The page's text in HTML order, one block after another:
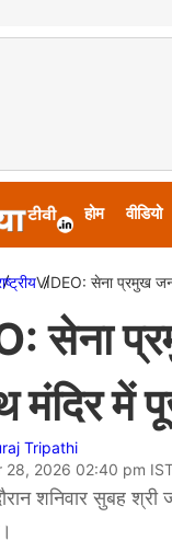
होम वीडियो
VIDEO: सेना प्रमुख
सेना
मंदिर में
Tripathi
28, 2026 02:40 pm
शनिवार सुबह